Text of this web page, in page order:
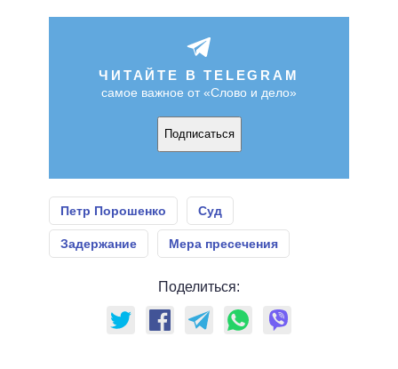
ЧИТАЙТЕ В TELEGRAM
самое важное от «Слово и дело»
Подписаться
Петр Порошенко Суд
Задержание Мера пресечения
Поделиться: